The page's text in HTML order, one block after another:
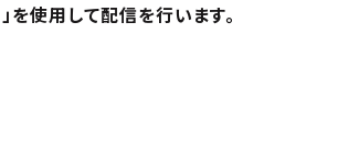
使用して配信を行います。